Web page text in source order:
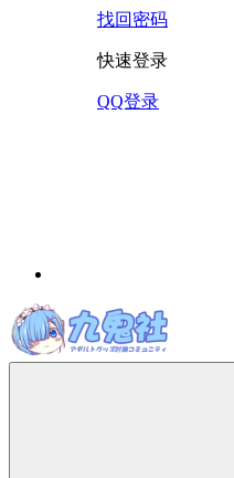
找回密码
快速登录
QQ登录